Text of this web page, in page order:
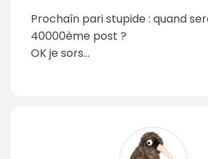
Prochaîn pari stupide : quand
40000ème post ?
OK je sors...